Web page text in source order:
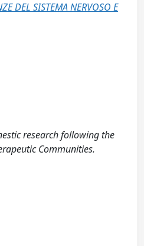
DEL SISTEMA NERVOSO E
research following the
Communities.